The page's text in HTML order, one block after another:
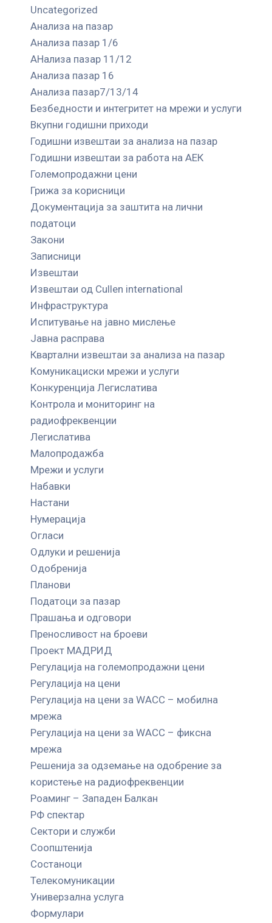
Uncategorized
Анализа на пазар
Анализа пазар 1/6
АНализа пазар 11/12
Анализа пазар 16
Анализа пазар7/13/14
Безбедности и интегритет на мрежи и услуги
Вкупни годишни приходи
Годишни извештаи за анализа на пазар
Годишни извештаи за работа на АЕК
Големопродажни цени
Грижа за корисници
Документација за заштита на лични
податоци
Закони
Записници
Извештаи
Извештаи од Cullen international
Инфраструктура
Испитување на јавно мислење
Јавна расправа
Квартални извештаи за анализа на пазар
Комуникациски мрежи и услуги
Конкуренција Легислатива
Контрола и мониторинг на
радиофреквенции
Легислатива
Малопродажба
Мрежи и услуги
Набавки
Настани
Нумерација
Огласи
Одлуки и решенија
Одобренија
Планови
Податоци за пазар
Прашања и одговори
Преносливост на броеви
Проект МАДРИД
Регулација на големопродажни цени
Регулација на цени
Регулација на цени за WACC – мобилна
мрежа
Регулација на цени за WACC – фиксна
мрежа
Решенија за одземање на одобрение за
користење на радиофреквенции
Роаминг – Западен Балкан
РФ спектар
Сектори и служби
Соопштенија
Состаноци
Телекомуникации
Универзална услуга
Формулари